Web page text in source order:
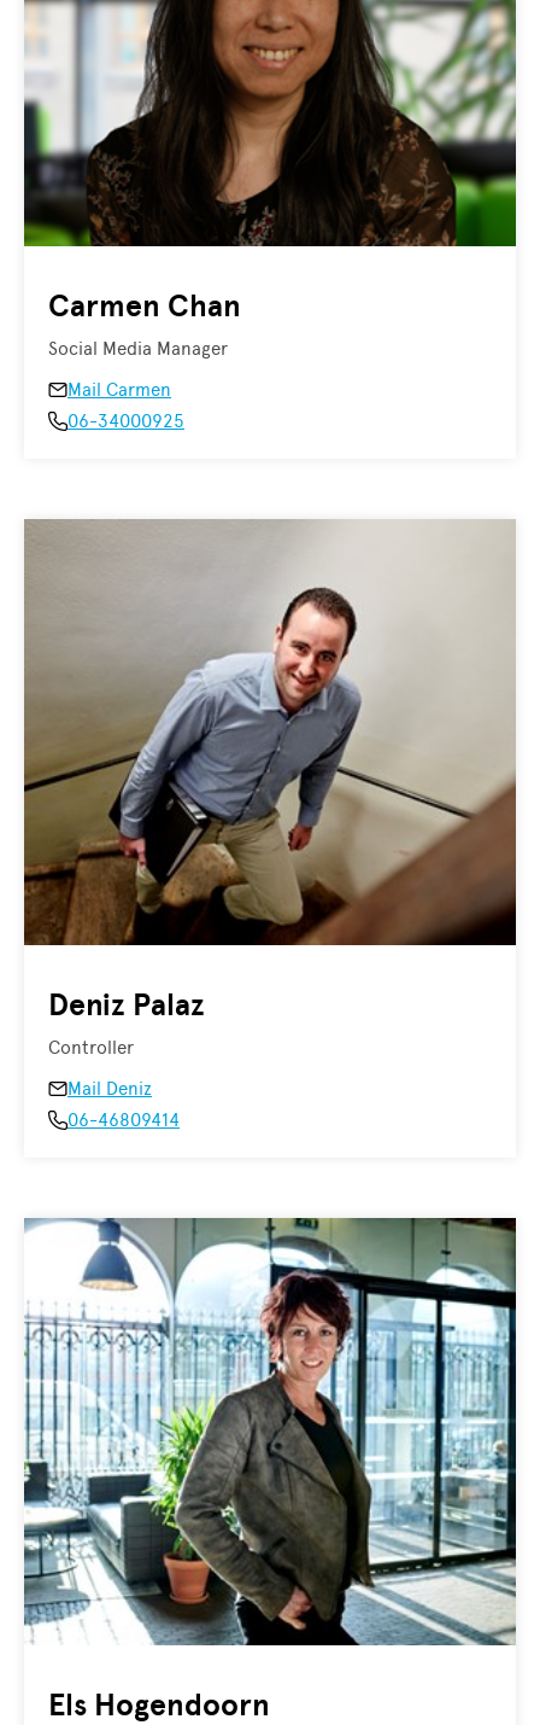
Carmen Chan
Social Media Manager
Mail Carmen
06-34000925
Deniz Palaz
Controller
Mail Deniz
06-46809414
Els Hogendoorn